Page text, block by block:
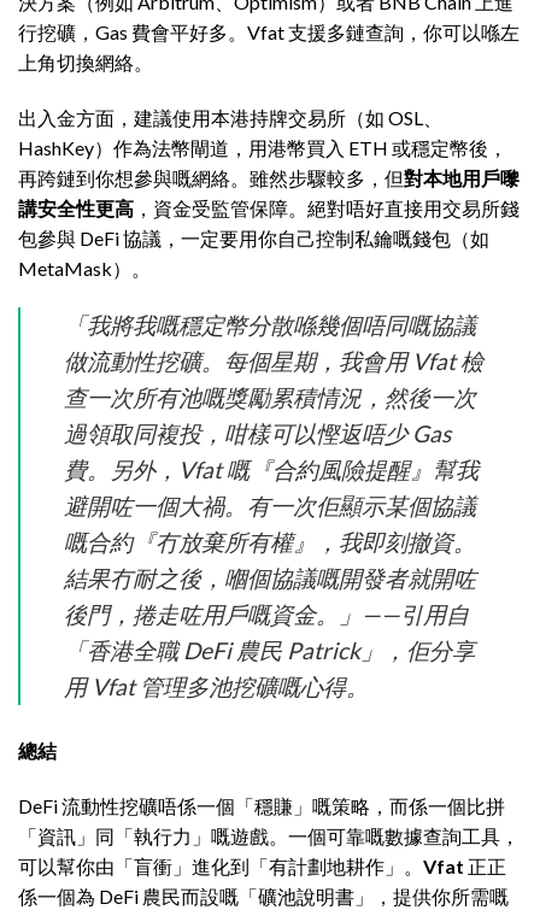
行挖礦，Gas 費會平好多。Vfat 支援多鏈查詢，你可以喺左
上角切換網絡。
出入金方面，建議使用本港持牌交易所（如 OSL、
HashKey）作為法幣閘道，用港幣買入 ETH 或穩定幣後，
再跨鏈到你想參與嘅網絡。雖然步驟較多，但對本地用戶嚟
講安全性更高 ，資金受監管保障。絕對唔好直接用交易所錢
包參與 DeFi 協議，一定要用你自己控制私鑰嘅錢包（如
MetaMask）。
「我將我嘅穩定幣分散喺幾個唔同嘅協議
做流動性挖礦。每個星期，我會用 Vfat 檢
查一次所有池嘅獎勵累積情況，然後一次
過領取同複投，咁樣可以慳返唔少 Gas
費。另外，Vfat 嘅『合約風險提醒』幫我
避開咗一個大禍。有一次佢顯示某個協議
嘅合約『冇放棄所有權』，我即刻撤資。
結果冇耐之後，嗰個協議嘅開發者就開咗
後門，捲走咗用戶嘅資金。」——引用自
「香港全職 DeFi 農民 Patrick」，佢分享
用 Vfat 管理多池挖礦嘅心得。
總結
DeFi 流動性挖礦唔係一個「穩賺」嘅策略，而係一個比拼
「資訊」同「執行力」嘅遊戲。一個可靠嘅數據查詢工具，
可以幫你由「盲衝」進化到「有計劃地耕作」。 Vfat 正正
係一個為 DeFi 農民而設嘅「礦池說明書」，提供你所需嘅